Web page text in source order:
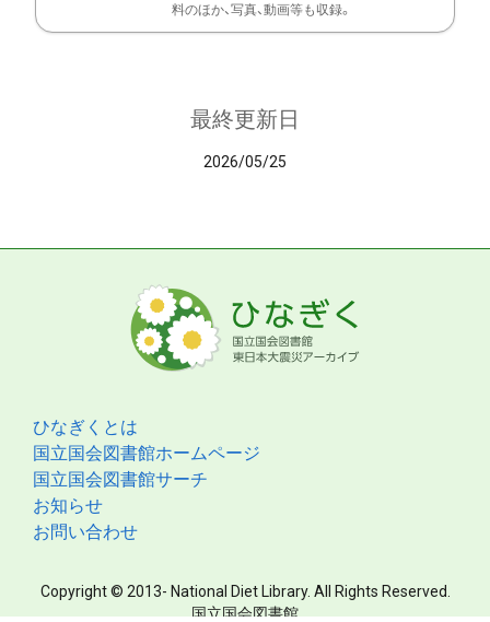
料のほか、写真、動画等も収録。
最終更新日
2026/05/25
ひなぎくとは
国立国会図書館ホームページ
国立国会図書館サーチ
お知らせ
お問い合わせ
Copyright © 2013- National Diet Library. All Rights Reserved.